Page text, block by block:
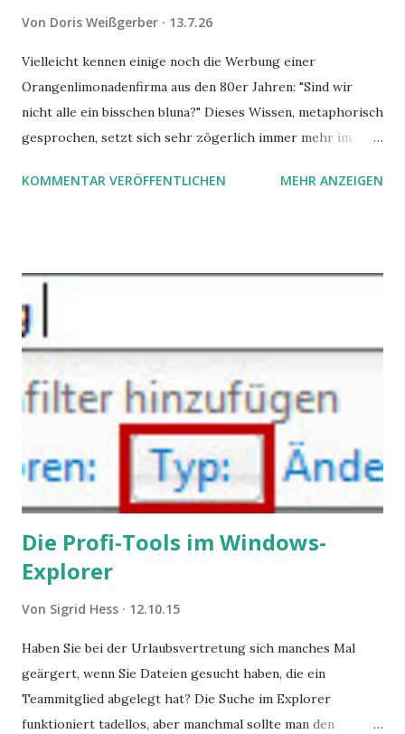
Von Doris Weißgerber 13.7.26
Vielleicht kennen einige noch die Werbung einer
Orangenlimonadenfirma aus den 80er Jahren: "Sind wir
nicht alle ein bisschen bluna?" Dieses Wissen, metaphorisch
gesprochen, setzt sich sehr zögerlich immer mehr im
gleich. Im Arbeitskontext kann es zu nicht verstandenen
Angstzuständen ihrer Mitglieder. Dafür könnte es Gründe
geben, die weitgehend noch im Dunkeln zu liegen scheinen.
KOMMENTAR VERÖFFENTLICHEN MEHR ANZEIGEN
Die Profi-Tools im Windows-
Explorer
Von Sigrid Hess 12.10.15
Haben Sie bei der Urlaubsvertretung sich manches Mal
geärgert, wenn Sie Dateien gesucht haben, die ein
Teammitglied abgelegt hat? Die Suche im Explorer
funktioniert tadellos, aber manchmal sollte man den